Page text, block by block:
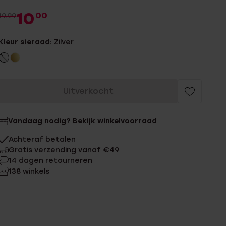
10 00
sieraad: Zilver
Uitverkocht
Vandaag nodig? Bekijk winkelvoorraad
Achteraf betalen
Gratis verzending vanaf €49
14 dagen retourneren
138 winkels